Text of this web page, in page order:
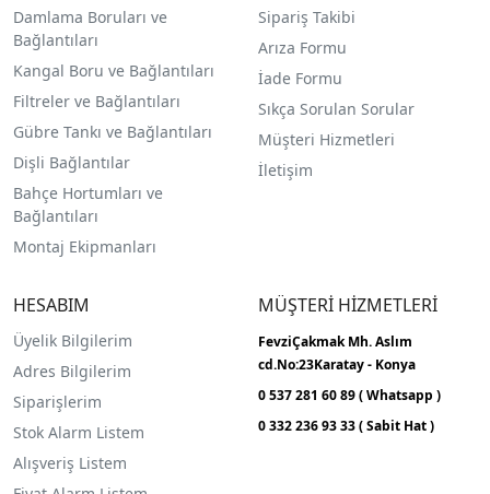
Damlama Boruları ve
Bağlantıları
Kangal Boru ve Bağlantıları
Filtreler ve Bağlantıları
Gübre Tankı ve Bağlantıları
Dişli Bağlantılar
Bahçe Hortumları ve
Bağlantıları
Montaj Ekipmanları
Sipariş Takibi
Arıza Formu
İade Formu
Sıkça Sorulan Sorular
Müşteri Hizmetleri
İletişim
HESABIM
Üyelik Bilgilerim
Adres Bilgilerim
Siparişlerim
Stok Alarm Listem
Alışveriş Listem
MÜŞTERİ HİZMETLERİ
FevziÇakmak Mh.Aslım
cd.No:23Karatay - Konya
0 537 281 60 89 ( Whatsapp )
0 332 236 93 33 ( Sabit Hat )